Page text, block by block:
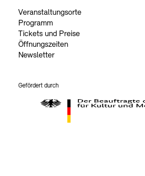
Veranstaltungsorte
Programm
Tickets und Preise
Öffnungszeiten
Newsletter
Gefördert durch